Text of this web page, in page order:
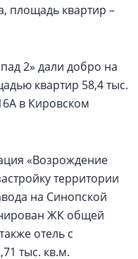
площадь квартир –
2» дали добро на
квартир 58,4 тыс.
в Кировском
«Возрождение
территории
на Синопской
ЖК общей
отель с
тыс. кв.м.